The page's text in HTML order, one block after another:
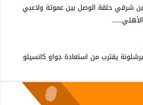
بن شرقي حلقة الوصل بين عموتة ولاعبي
الأهلي.....
برشلونة يقترب من استعادة جواو كانسيلو